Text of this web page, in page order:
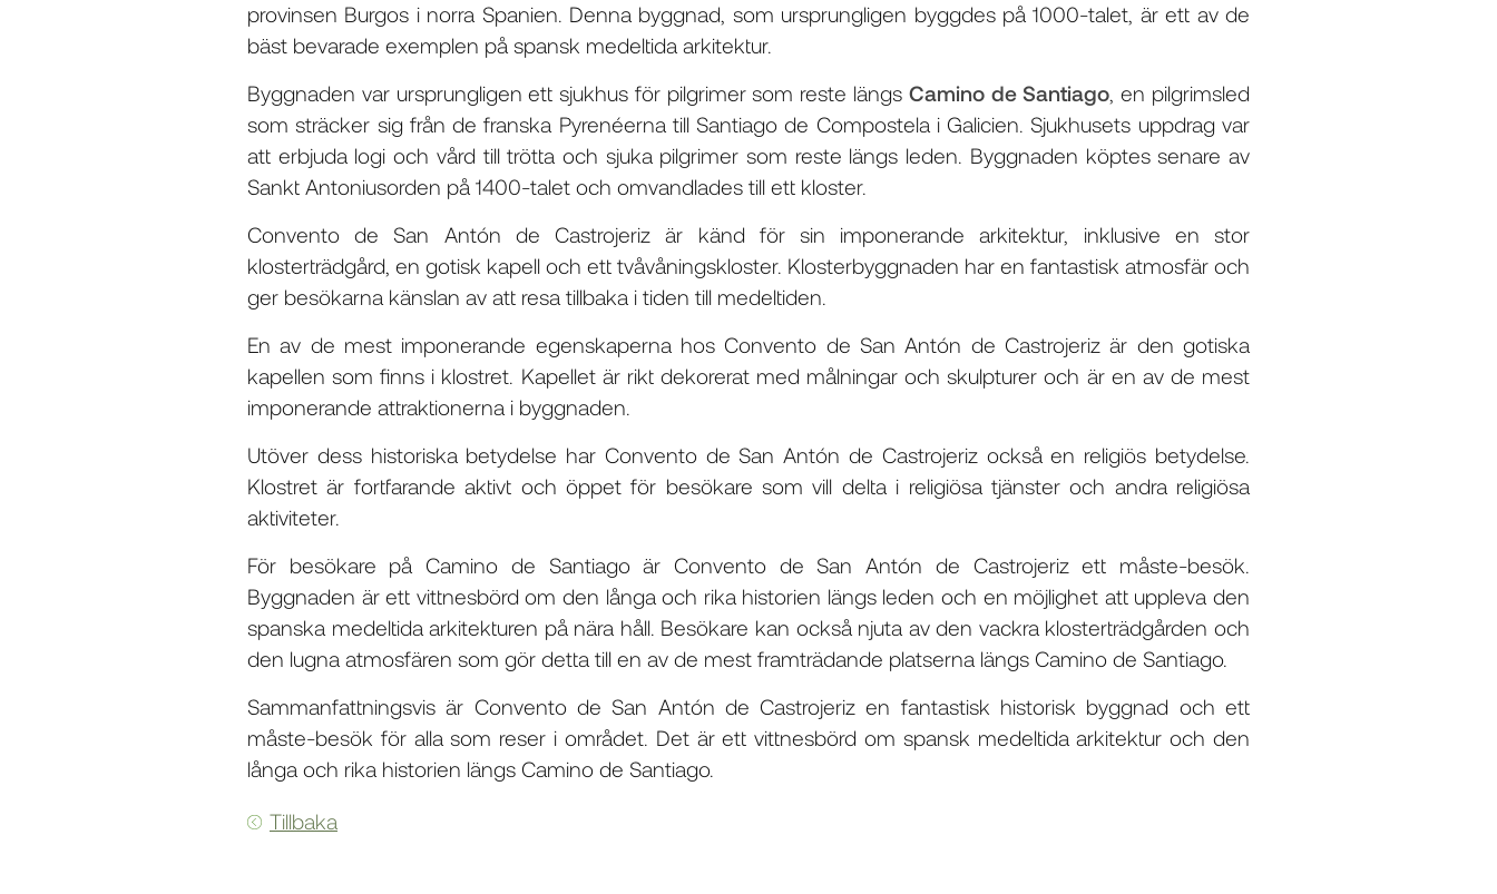
provinsen Burgos i norra Spanien. Denna byggnad, som ursprungligen byggdes på 1000-talet, är ett av de
bäst bevarade exemplen på spansk medeltida arkitektur.
Byggnaden var ursprungligen ett sjukhus för pilgrimer som reste längs Camino de Santiago, en pilgrimsled
som sträcker sig från de franska Pyrenéerna till Santiago de Compostela i Galicien. Sjukhusets uppdrag var
att erbjuda logi och vård till trötta och sjuka pilgrimer som reste längs leden. Byggnaden köptes senare av
Sankt Antoniusorden på 1400-talet och omvandlades till ett kloster.
Convento de San Antón de Castrojeriz är känd för sin imponerande arkitektur, inklusive en stor
klosterträdgård, en gotisk kapell och ett tvåvåningskloster. Klosterbyggnaden har en fantastisk atmosfär och
ger besökarna känslan av att resa tillbaka i tiden till medeltiden.
En av de mest imponerande egenskaperna hos Convento de San Antón de Castrojeriz är den gotiska
kapellen som finns i klostret. Kapellet är rikt dekorerat med målningar och skulpturer och är en av de mest
imponerande attraktionerna i byggnaden.
Utöver dess historiska betydelse har Convento de San Antón de Castrojeriz också en religiös betydelse.
Klostret är fortfarande aktivt och öppet för besökare som vill delta i religiösa tjänster och andra religiösa
aktiviteter.
För besökare på Camino de Santiago är Convento de San Antón de Castrojeriz ett måste-besök.
Byggnaden är ett vittnesbörd om den långa och rika historien längs leden och en möjlighet att uppleva den
spanska medeltida arkitekturen på nära håll. Besökare kan också njuta av den vackra klosterträdgården och
den lugna atmosfären som gör detta till en av de mest framträdande platserna längs Camino de Santiago.
Sammanfattningsvis är Convento de San Antón de Castrojeriz en fantastisk historisk byggnad och ett
måste-besök för alla som reser i området. Det är ett vittnesbörd om spansk medeltida arkitektur och den
långa och rika historien längs Camino de Santiago.
Tillbaka